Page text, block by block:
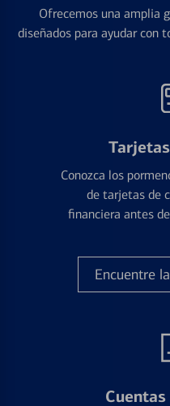
Ofrecemos una amplia
diseñados para ayudar con
Conozca los
de tarjetas de
financiera antes
Encuentre